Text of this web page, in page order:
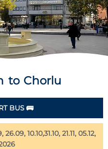
to Chorlu
BUS 🚌
10.10,31.10, 21.11, 05.12,